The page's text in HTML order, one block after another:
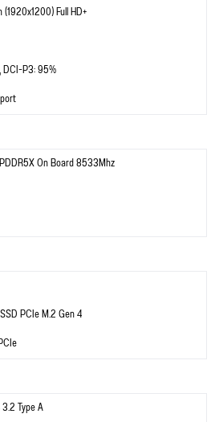
(1920x1200) Full HD+
P3: 95%
On Board 8533Mhz
PCIe M.2 Gen 4
Type A